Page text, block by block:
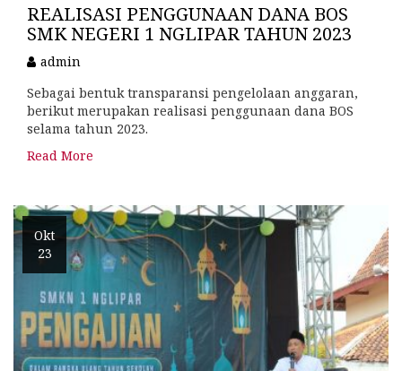
REALISASI PENGGUNAAN DANA BOS
SMK NEGERI 1 NGLIPAR TAHUN 2023
admin
Sebagai bentuk transparansi pengelolaan anggaran,
berikut merupakan realisasi penggunaan dana BOS
selama tahun 2023.
Read More
Okt
23